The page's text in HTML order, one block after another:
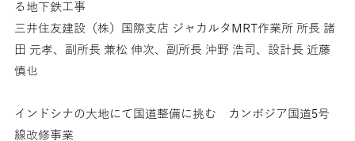
る地下鉄工事
三井住友建設（株）国際支店 ジャカルタMRT作業所 所長 諸
田 元孝、副所長 兼松 伸次、副所長 沖野 浩司、設計長 近藤
慎也
インドシナの大地にて国道整備に挑む カンボジア国道5号
線改修事業